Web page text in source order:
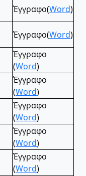
Έγγραφο(Word)
Έγγραφο(Word)
Έγγραφο
(Wοrd)
Έγγραφο
(Word)
Έγγραφο
(Word)
Έγγραφο
(Word)
Έγγραφο
(Word)